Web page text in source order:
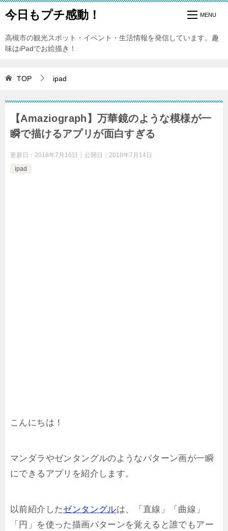
今日もプチ感動！
高槻市の観光スポット・イベント・生活情報を発信しています。趣
味はiPadでお絵描き！
TOP ipad
【Amaziograph】万華鏡のような模様が一
瞬で描けるアプリが面白すぎる
更新日： 2018年7月16日 公開日： 2018年7月14日
ipad
こんにちは！
マンダラやゼンタングルのようなパターン画が一瞬
にできるアプリを紹介します。
以前紹介したゼンタングルは、「直線」「曲線」
「円」を使った描画パターンを覚えると誰でもアー